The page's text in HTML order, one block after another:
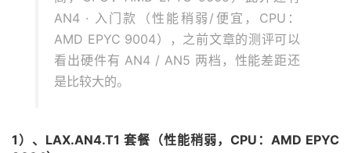
AN4 · 入门款（性能稍弱/便宜，CPU：
AMD EPYC 9004），之前文章的测评可以
看出硬件有 AN4 / AN5 两档，性能差距还
是比较大的。
1）、LAX.AN4.T1 套餐（性能稍弱，CPU：AMD EPYC